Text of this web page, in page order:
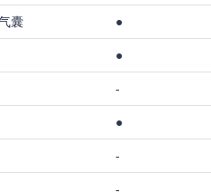
囊 ●
●
-
●
-